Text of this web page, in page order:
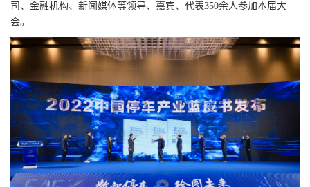
司、金融机构、新闻媒体等领导、嘉宾、代表350余人参加本届大
会。